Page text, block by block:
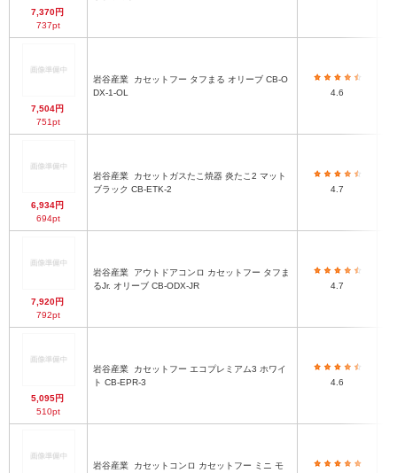
7,370円
737pt
7,504円
751pt
岩谷産業
DX-1-OL
4.6
6,934円
694pt
岩谷産業
ブラック CB-ETK-2
4.7
7,920円
792pt
岩谷産業
るJr. オリーブ CB-ODX-JR
4.7
5,095円
510pt
岩谷産業
ト CB-EPR-3
4.6
岩谷産業